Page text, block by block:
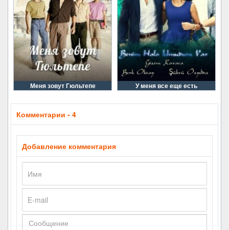
Меня зовут Гюльтепе У меня все еще есть
Комментарии - 4
Добавление комментария